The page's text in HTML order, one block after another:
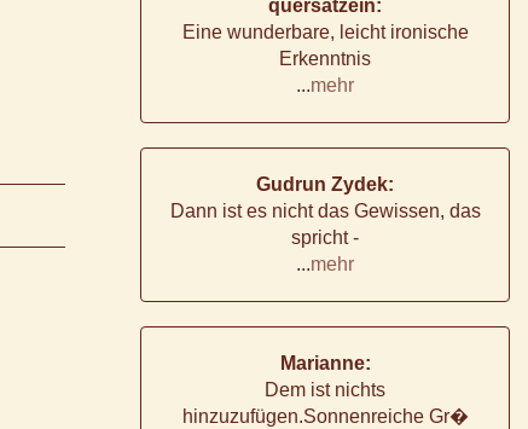
quersatzein:
Eine wunderbare, leicht ironische
Erkenntnis
...mehr
Gudrun Zydek:
Dann ist es nicht das Gewissen, das
spricht -
...mehr
Marianne:
Dem ist nichts
hinzuzufügen.Sonnenreiche Gr�